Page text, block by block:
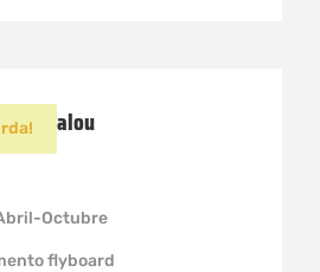
Salou
Octubre
flyboard